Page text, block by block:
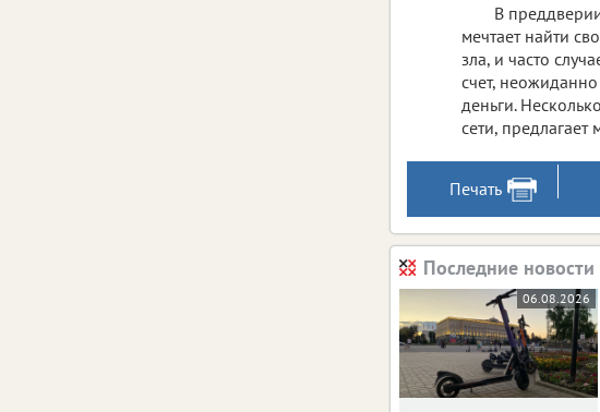
В
мечтает найти
зла, и часто
счет,
деньги.
сети,
Печать
Последние новости
06.08.2026